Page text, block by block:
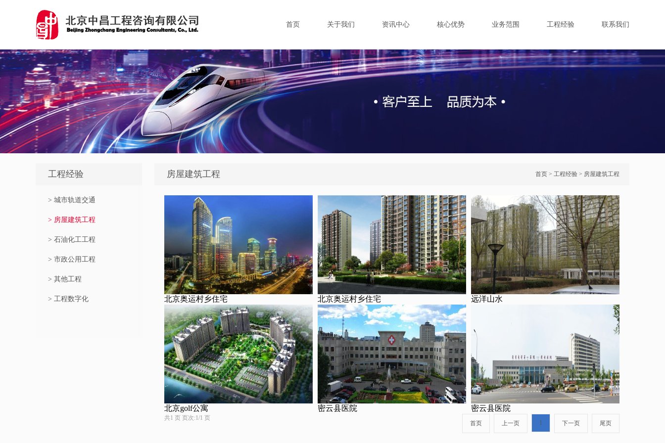
首页 关于我们 资讯中心 核心优势 业务范围 工程经验 联系我们
工程经验
> 城市轨道交通
> 房屋建筑工程
> 石油化工工程
> 市政公用工程
> 其他工程
> 工程数字化
房屋建筑工程 首页 > 工程经验 > 房屋建筑工程
北京奥运村乡住宅 北京奥运村乡住宅 远洋山水
北京golf公寓 密云县医院 密云县医院
共1 页 页次:1/1 页
首页 上一页 1 下一页 尾页